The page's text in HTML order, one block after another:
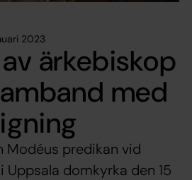
2023
ärkebiskop
med
Modéus predikan vid
Uppsala domkyrka den 15